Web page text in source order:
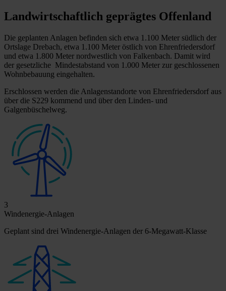
Landwirtschaftlich geprägtes Offenland
Die geplanten Anlagen befinden sich etwa 1.100 Meter südlich der
Ortslage Drebach, etwa 1.100 Meter östlich von Ehrenfriedersdorf
und etwa 1.800 Meter nordwestlich von Falkenbach. Damit wird
der gesetzliche Mindestabstand von 1.000 Meter zur geschlossenen
Wohnbebauung eingehalten.
Erschlossen werden die Anlagenstandorte von Ehrenfriedersdorf aus
über die S229 kommend und über den Linden- und
Galgenbüschelweg.
3
Windenergie-Anlagen
Geplant sind drei Windenergie-Anlagen der 6-Megawatt-Klasse